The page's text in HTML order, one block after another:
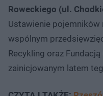
Roweckiego (ul.
Ustawienie
wspólnym
Recykling oraz
zainicjowanym latem